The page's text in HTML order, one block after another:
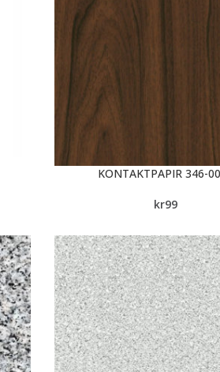
KONTAKTPAPIR 346-
kr99